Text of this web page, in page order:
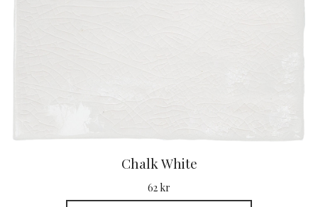
Chalk White
62 kr